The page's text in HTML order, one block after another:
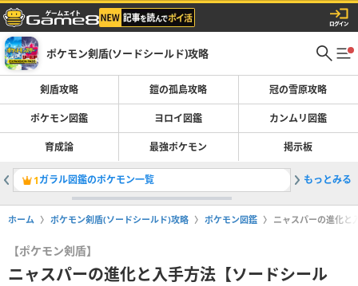
ポケモン剣盾(ソードシールド)攻略
剣盾攻略 鎧の孤島攻略 冠の雪原攻略
ポケモン図鑑 ヨロイ図鑑 カンムリ図鑑
育成論 最強ポケモン 掲示板
1ガラル図鑑のポケモン一覧 2ひかり
もっとみる
ホーム ポケモン剣盾(ソードシールド)攻略 ポケモン図鑑 ニャスパーの進化と
【ポケモン剣盾】
ニャスパーの進化と入手方法【ソードシール